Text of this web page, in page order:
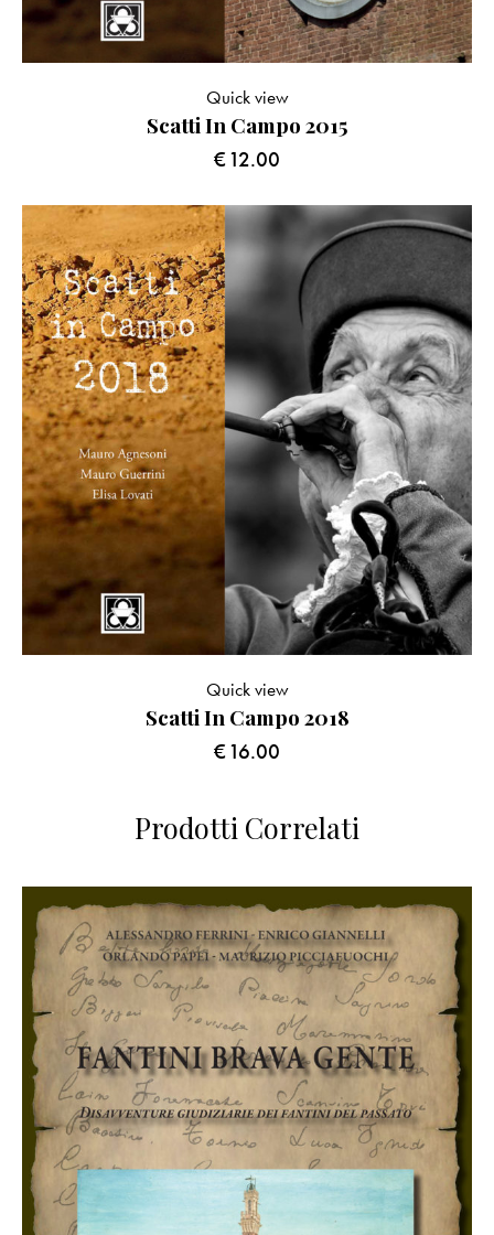
Scatti In Campo 2015
€12.00
Quick view
Scatti In Campo 2018
€16.00
Quick view
Prodotti Correlati